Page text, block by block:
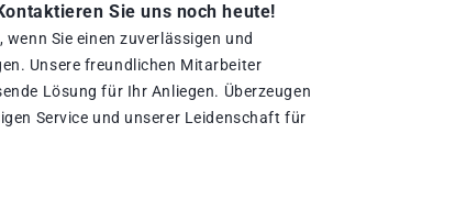
Sie uns noch heute!
Sie einen zuverlässigen und
Unsere freundlichen Mitarbeiter
Lösung für Ihr Anliegen. Überzeugen
Service und unserer Leidenschaft für